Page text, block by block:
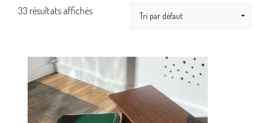
33 résultats affichés